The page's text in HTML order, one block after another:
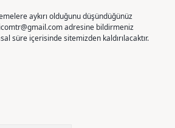
aykırı olduğunu düşündüğünüz
adresine bildirmeniz
süre içerisinde sitemizden kaldırılacaktır.